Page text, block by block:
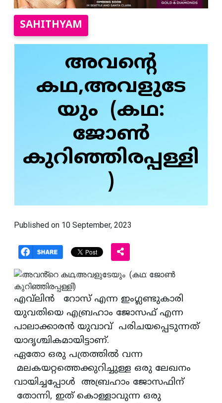
SAHITHYAM
അവൻ്റെ
കഥ,അവളുടേ
യും (കഥ:
ജോൺ
കുറിഞ്ഞിരപ്പള്ളി
)
Published on 10 September, 2023
എവ്‌ലിൻ റോസ് എന്ന ഇംഗ്ലണ്ടുകാരി
യുവതിയെ എബ്രഹാം ജോസഫ് എന്ന
പാലാക്കാരൻ യുവാവ് പരിചയപ്പെടുന്നത്
യാദൃശ്ചികമായിട്ടാണ്.
ഏതോ ഒരു പത്രത്തിൽ വന്ന
മലകയറ്റത്തെക്കുറിച്ചുള്ള ഒരു ലേഖനം
വായിച്ചപ്പോൾ അബ്രഹാം ജോസഫിന്
തോന്നി, ഇത് കൊള്ളാവുന്ന ഒരു